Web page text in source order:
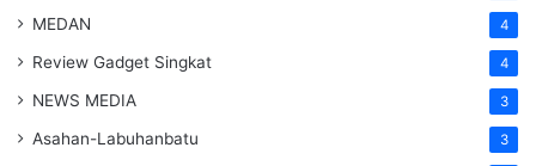
MEDAN 4
Review Gadget Singkat 4
NEWS MEDIA 3
Asahan-Labuhanbatu 3